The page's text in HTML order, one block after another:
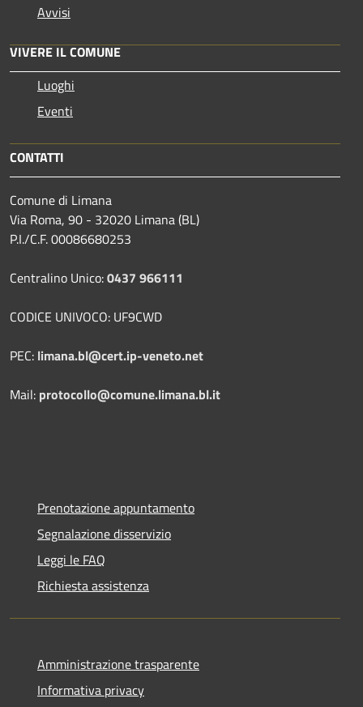
Avvisi
VIVERE IL COMUNE
Luoghi
Eventi
CONTATTI
Comune di Limana
Via Roma, 90 - 32020 Limana (BL)
P.I./C.F. 00086680253
Centralino Unico:0437 966111
CODICE UNIVOCO: UF9CWD
PEC: limana.bl@cert.ip-veneto.net
Mail: protocollo@comune.limana.bl.it
Prenotazione appuntamento
Segnalazione disservizio
Leggi le FAQ
Richiesta assistenza
Amministrazione trasparente
Informativa privacy